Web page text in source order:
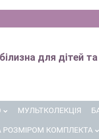
для дітей
МУЛЬТКОЛЕКЦІЯ
РОЗМІРОМ КОМПЛЕКТА